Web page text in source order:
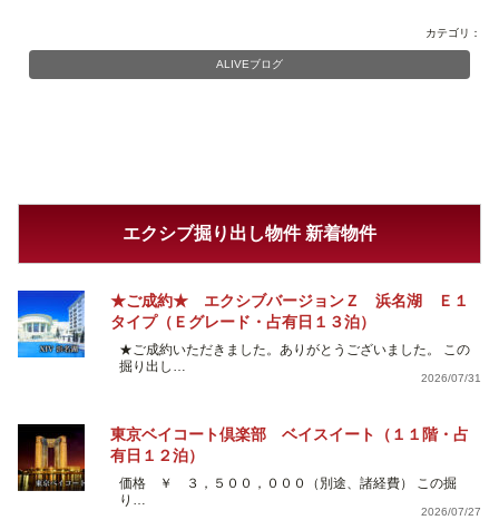
カテゴリ：
ALIVEブログ
エクシブ掘り出し物件 新着物件
★ご成約★ エクシブバージョンＺ 浜名湖 Ｅ１
タイプ（Ｅグレード・占有日１３泊）
★ご成約いただきました。ありがとうございました。 この
掘り出し…
2026/07/31
東京ベイコート倶楽部 ベイスイート（１１階・占
有日１２泊）
価格 ￥ ３，５００，０００（別途、諸経費） この掘
り…
2026/07/27